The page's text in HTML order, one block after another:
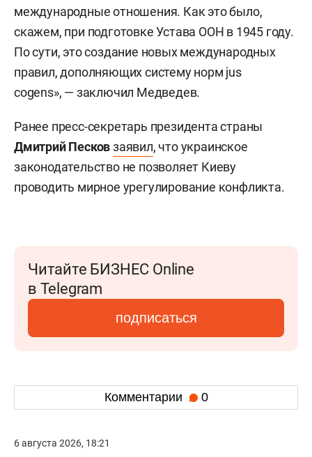
международные отношения. Как это было,
скажем, при подготовке Устава ООН в 1945 году.
По сути, это создание новых международных
правил, дополняющих систему норм jus
cogens», — заключил Медведев.
Ранее пресс-секретарь президента страны
Дмитрий Песковзаявил, что украинское
законодательство не позволяет Киеву
проводить мирное урегулирование конфликта.
Читайте БИЗНЕС Online
в Telegram
подписаться
Комментарии 0
6 августа 2026, 18:21